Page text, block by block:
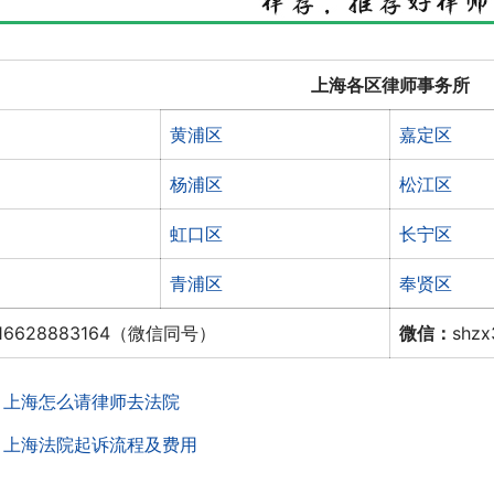
上海各区律师事务所
黄浦区 嘉定区
杨浦区 松江区
虹口区 长宁区
青浦区 奉贤区
（微信同号） 微信：
上海怎么请律师去法院
上海法院起诉流程及费用